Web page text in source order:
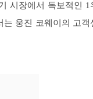
시장에서 독보적인 1
는 웅진 코웨이의 고객